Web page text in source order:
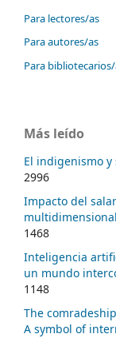
Para lectores/as
Para autores/as
Para
Más leído
El indigenismo
2996
Impacto del
1468
Inteligencia
un mundo
1148
The
A symbol of